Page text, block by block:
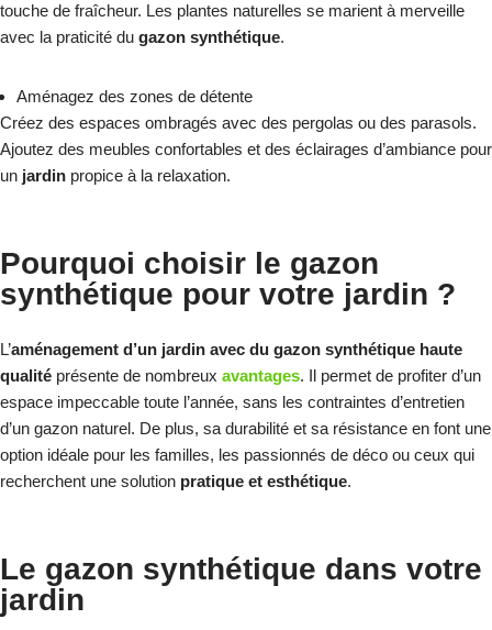
touche de fraîcheur. Les plantes naturelles se marient à merveille
avec la praticité du gazon synthétique.
Aménagez des zones de détente
Créez des espaces ombragés avec des pergolas ou des parasols.
Ajoutez des meubles confortables et des éclairages d’ambiance pour
un jardin propice à la relaxation.
Pourquoi choisir le gazon
synthétique pour votre jardin ?
L’aménagement d’un jardin avec du gazon synthétique haute
qualité présente de nombreux avantages. Il permet de profiter d’un
espace impeccable toute l’année, sans les contraintes d’entretien
d’un gazon naturel. De plus, sa durabilité et sa résistance en font une
option idéale pour les familles, les passionnés de déco ou ceux qui
recherchent une solution pratique et esthétique.
Le gazon synthétique dans votre
jardin